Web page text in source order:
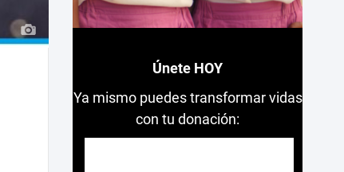
Únete HOY
Ya mismo puedes transformar vidas
con tu donación: